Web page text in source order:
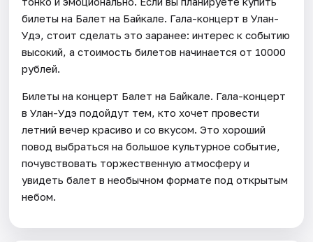
билеты на Балет на Байкале. Гала-концерт в Улан-
Удэ, стоит сделать это заранее: интерес к событию
высокий, а стоимость билетов начинается от 10000
рублей.
Билеты на концерт Балет на Байкале. Гала-концерт
в Улан-Удэ подойдут тем, кто хочет провести
летний вечер красиво и со вкусом. Это хороший
повод выбраться на большое культурное событие,
почувствовать торжественную атмосферу и
увидеть балет в необычном формате под открытым
небом.